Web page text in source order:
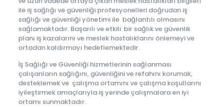
ile iş sağlığı ve güvenliği profesyonelleri doğrudan iş
sağlığı ve güvenliği yönetimi ile bağlantılı olmasını
sağlamaktadır. Başarılı ve etkili bir sağlık ve güvenlik
planı iş kazalarını ve meslek hastalıklarını önlemeyi ve
ortadan kaldırmayı hedeflemektedir.
İş Sağlığı ve Güvenliği hizmetlerinin sağlanması
çalışanların sağlığını, güvenliğini ve refahını korumak,
desteklemek ve çalışma ortamını ve çalışma koşullarını
iyileştirmek amaçlarıyla iş yerinde çalışmalara en iyi
ortamı sunmaktadır.